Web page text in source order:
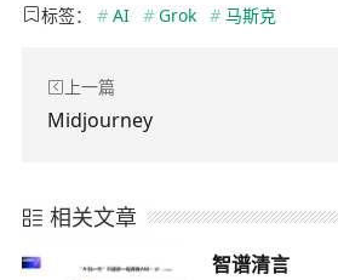
标签： # AI # Grok # 马斯克
上一篇
Midjourney
相关文章
智谱清言